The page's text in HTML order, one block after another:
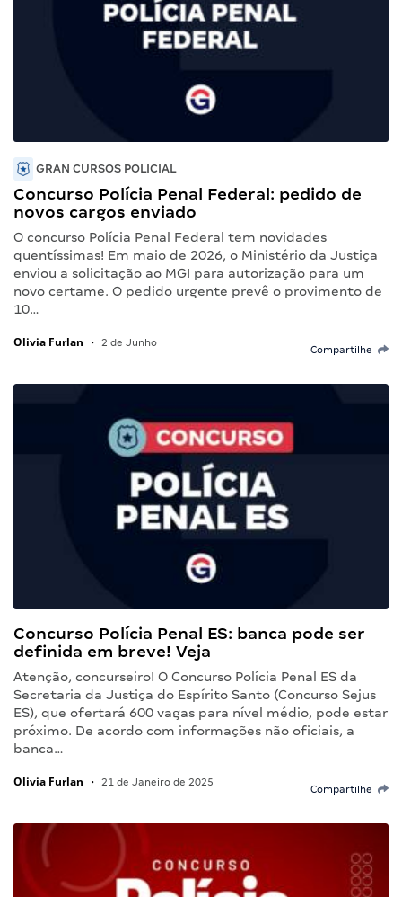
GRAN CURSOS POLICIAL
Concurso Polícia Penal Federal: pedido de
novos cargos enviado
O concurso Polícia Penal Federal tem novidades
quentíssimas! Em maio de 2026, o Ministério da Justiça
enviou a solicitação ao MGI para autorização para um
novo certame. O pedido urgente prevê o provimento de
10…
Olivia Furlan • 2 de Junho
Compartilhe
Concurso Polícia Penal ES: banca pode ser
definida em breve! Veja
Atenção, concurseiro! O Concurso Polícia Penal ES da
Secretaria da Justiça do Espírito Santo (Concurso Sejus
ES), que ofertará 600 vagas para nível médio, pode estar
próximo. De acordo com informações não oficiais, a
banca…
Olivia Furlan • 21 de Janeiro de 2025
Compartilhe